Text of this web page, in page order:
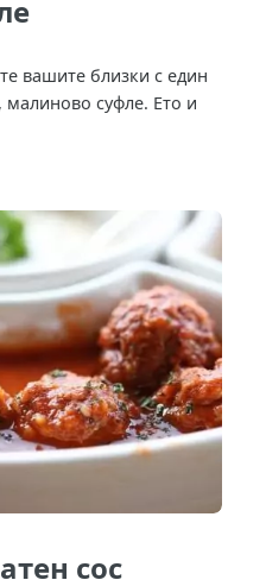
вашите близки с един
малиново суфле. Ето и
сос